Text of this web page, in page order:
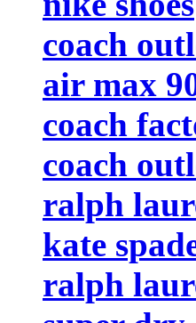
coach
air max
coach
coach
ralph
kate
ralph